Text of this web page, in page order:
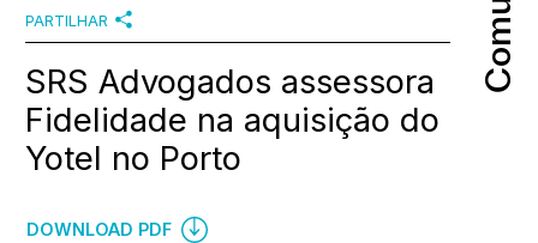
PARTILHAR
SRS Advogados assessora
Fidelidade na aquisição do
Yotel no Porto
DOWNLOAD PDF